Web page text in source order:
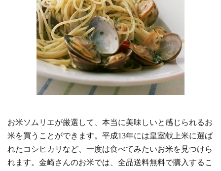
お米ソムリエが厳選して、本当に美味しいと感じられるお
米を買うことができます。平成13年には皇室献上米に選ば
れたコシヒカリなど、一度は食べてみたいお米を見つけら
れます。金崎さんのお米では、全品送料無料で購入するこ